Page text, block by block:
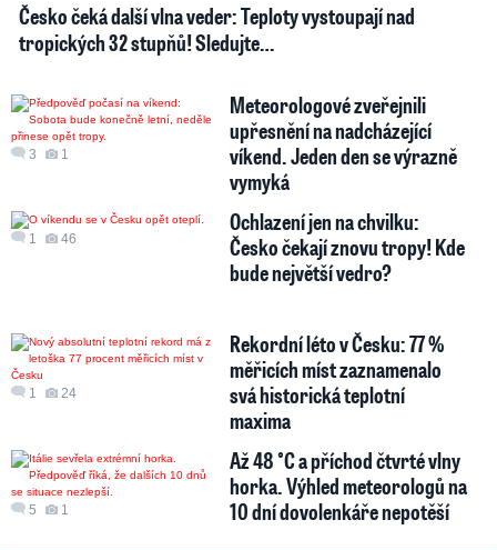
Česko čeká další vlna veder: Teploty vystoupají nad
tropických 32 stupňů! Sledujte…
3 1
Meteorologové zveřejnili
upřesnění na nadcházející
víkend. Jeden den se výrazně
vymyká
1 46
Ochlazení jen na chvilku:
Česko čekají znovu tropy! Kde
bude největší vedro?
1 24
Rekordní léto v Česku: 77 %
měřicích míst zaznamenalo
svá historická teplotní
maxima
5 1
Až 48 °C a příchod čtvrté vlny
horka. Výhled meteorologů na
10 dní dovolenkáře nepotěší